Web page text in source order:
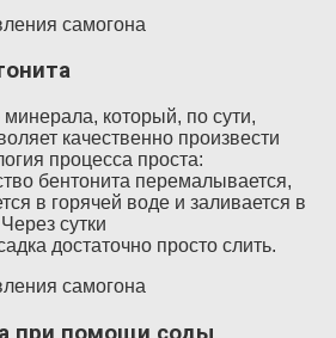
минерала, который, по сути,
качественно произвести
процесса проста:
бентонита перемалывается,
в горячей воде и заливается в
сутки
достаточно просто слить.